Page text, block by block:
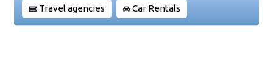
Travel agencies Car Rentals